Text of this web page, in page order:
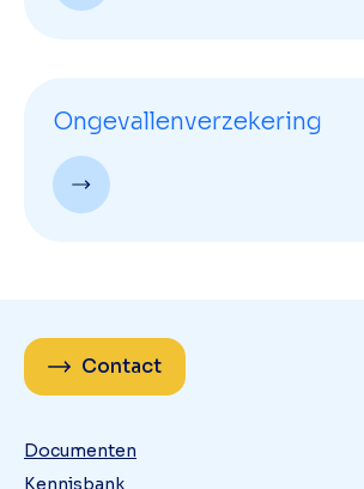
Ongevallenverzekering
Contact
Documenten
Kennisbank